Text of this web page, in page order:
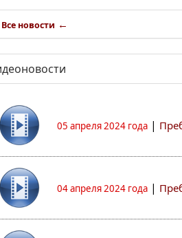
Все новости ←
05 апреля 2024 года |
04 апреля 2024 года |